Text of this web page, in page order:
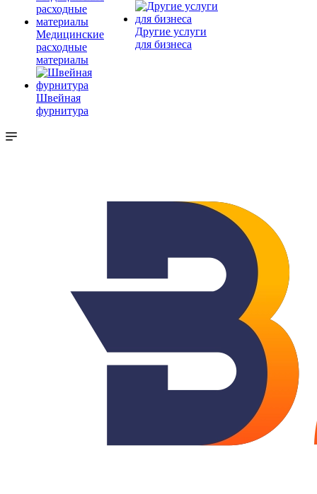
Медицинские
расходные
материалы
Швейная
фурнитура
Другие услуги
для бизнеса